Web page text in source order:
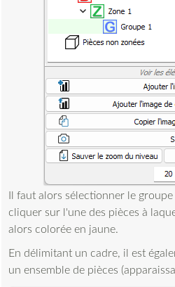
Il faut alors sélectionner le
cliquer sur l'une des pièces à
alors colorée en jaune.
En délimitant un cadre, il est
un ensemble de pièces